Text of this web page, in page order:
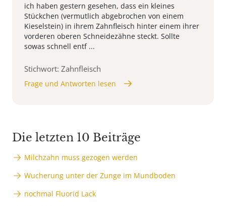
ich haben gestern gesehen, dass ein kleines
Stückchen (vermutlich abgebrochen von einem
Kieselstein) in ihrem Zahnfleisch hinter einem ihrer
vorderen oberen Schneidezähne steckt. Sollte
sowas schnell entf ...
Stichwort: Zahnfleisch
Frage und Antworten lesen
Die letzten 10 Beiträge
Milchzahn muss gezogen werden
Wucherung unter der Zunge im Mundboden
nochmal Fluorid Lack